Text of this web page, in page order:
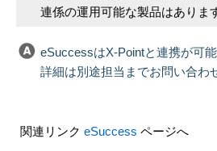
連係の運用可能な製品はありま
eSuccessはX-Pointと連携が可能
詳細は別途担当までお問い合わ
関連リンク eSuccess ページへ